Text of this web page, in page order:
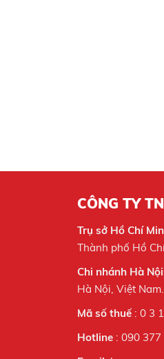
CÔNG TY
Trụ sở Hồ Chí
Thành phố Hồ
Chi nhánh Hà
Hà Nội, Việt Nam.
Mã số thuế : 0 3
Hotline : 090